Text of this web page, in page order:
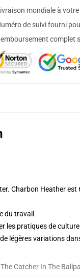
mondiale à
de suivi fourni
complet
Charbon Heather est
du travail
les pratiques de
légères variations
The Catcher In The